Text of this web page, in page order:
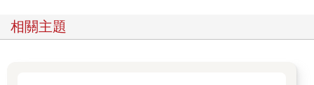
同年，布萊德利．威金斯成了史上第一位贏下環法自行車賽的英
相關主題